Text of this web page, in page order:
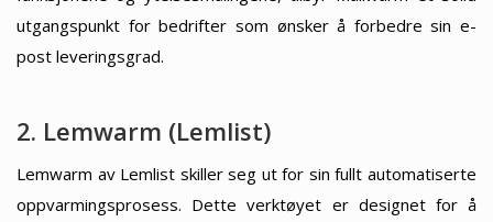
utgangspunkt for bedrifter som ønsker å forbedre sin e-
post leveringsgrad.
2. Lemwarm (Lemlist)
Lemwarm av Lemlist skiller seg ut for sin fullt automatiserte
oppvarmingsprosess. Dette verktøyet er designet for å